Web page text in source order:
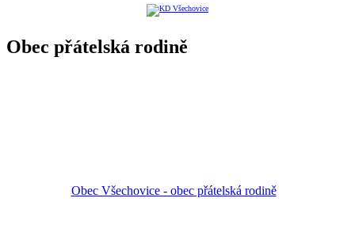
Obec přátelská rodině
Obec Všechovice - obec přátelská rodině